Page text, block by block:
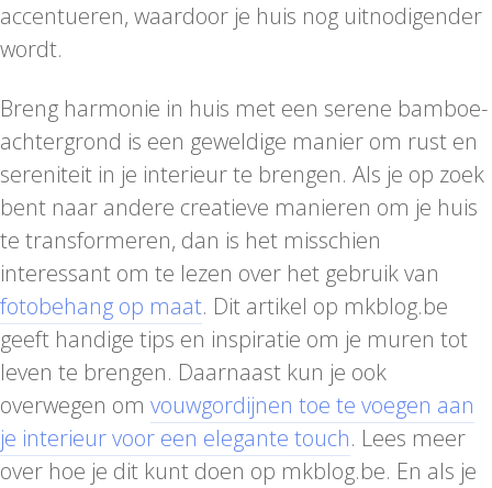
accentueren, waardoor je huis nog uitnodigender
wordt.
Breng harmonie in huis met een serene bamboe-
achtergrond is een geweldige manier om rust en
sereniteit in je interieur te brengen. Als je op zoek
bent naar andere creatieve manieren om je huis
te transformeren, dan is het misschien
interessant om te lezen over het gebruik van
fotobehang op maat. Dit artikel op mkblog.be
geeft handige tips en inspiratie om je muren tot
leven te brengen. Daarnaast kun je ook
overwegen om vouwgordijnen toe te voegen aan
je interieur voor een elegante touch. Lees meer
over hoe je dit kunt doen op mkblog.be. En als je